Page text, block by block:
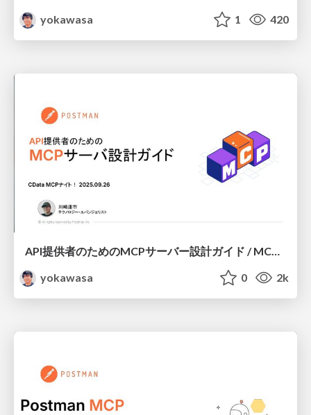
yokawasa
1 420
API提供者のためのMCPサーバー設計ガイド / MCP Server Design Guide for API Providers
yokawasa
0 2k